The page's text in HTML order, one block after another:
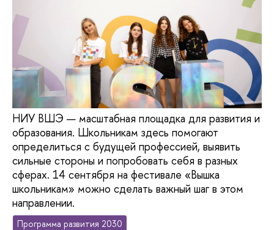
НИУ ВШЭ — масштабная площадка для развития и
образования. Школьникам здесь помогают
определиться с будущей профессией, выявить
сильные стороны и попробовать себя в разных
сферах. 14 сентября на фестивале «Вышка
школьникам» можно сделать важный шаг в этом
направлении.
Программа развития 2030